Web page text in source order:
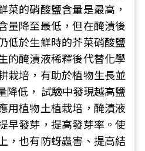
菜的硝酸鹽含量是最高，
量降至最低，但在醃漬後
低於生鮮時的芥菜硝酸鹽
的醃漬液稀釋後代替化學
栽培，有助於植物生長並
降低， 試驗中發現越高鹽
用植物土植栽培，醃漬液
早發芽，提高發芽率。使
，也有防蚜蟲害、提高結